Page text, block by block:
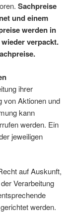
Sachpreise
und einem
werden in
verpackt.
ihrer
von Aktionen und
kann
werden. Ein
jeweiligen
auf Auskunft,
Verarbeitung
gerichtet werden.